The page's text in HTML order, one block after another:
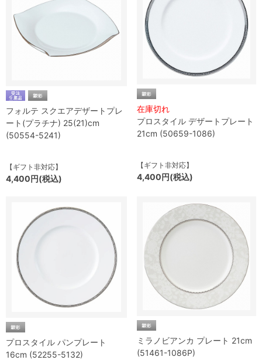
フォルテ スクエアデザートプレ
ート(プラチナ) 25(21)cm
(50554-5241)
【ギフト非対応】
4,400円(税込)
在庫切れ
プロスタイル デザートプレート
21cm (50659-1086)
【ギフト非対応】
4,400円(税込)
プロスタイル パンプレート
16cm (52255-5132)
ミラノビアンカ プレート 21cm
(51461-1086P)